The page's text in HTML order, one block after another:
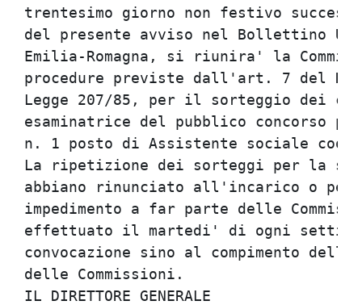
trentesimo giorno non festivo
del presente avviso nel
Emilia-Romagna, si riunira' la
procedure previste dall'art. 7
Legge 207/85, per il sorteggio
esaminatrice del
n. 1 posto di
La ripetizione dei sorteggi
abbiano rinunciato
impedimento a far parte
effettuato il martedi' di ogni
convocazione sino al
delle
IL